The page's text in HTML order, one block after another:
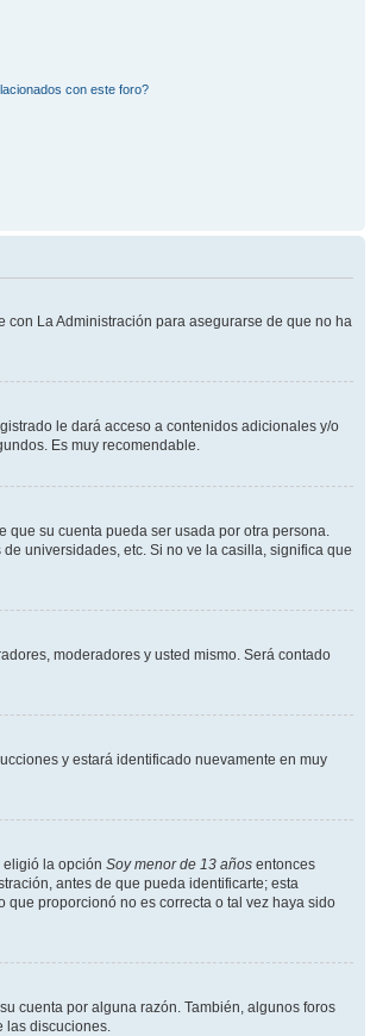
con este foro?
con La Administración para asegurarse de que no ha
le dará acceso a contenidos adicionales y/o
Es muy recomendable.
que su cuenta pueda ser usada por otra persona.
universidades, etc. Si no ve la casilla, significa que
moderadores y usted mismo. Será contado
y estará identificado nuevamente en muy
eligió la opción Soy menor de 13 años entonces
antes de que pueda identificarte; esta
proporcionó no es correcta o tal vez haya sido
cuenta por alguna razón. También, algunos foros
las discuciones.